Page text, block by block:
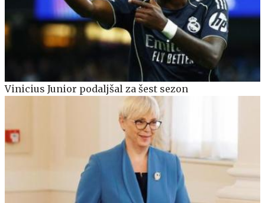
Vinicius Junior podaljšal za šest sezon